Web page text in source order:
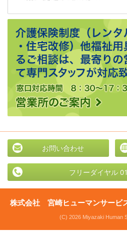
お問い合わせ
フリーダイヤル
株式会社 宮崎ヒューマンサービ
(C) 2026 Miyazaki Human